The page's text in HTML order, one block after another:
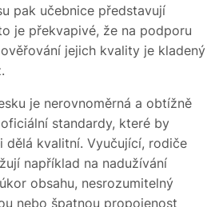
pak učebnice představují
je překvapivé, že na podporu
jejich kvality je kladený
je nerovnoměrná a obtížně
standardy, které by
dělá kvalitní. Vyučující, rodiče
například na nadužívání
obsahu, nesrozumitelný
nebo špatnou propojenost